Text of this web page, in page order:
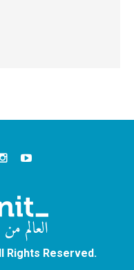
Rights Reserved.